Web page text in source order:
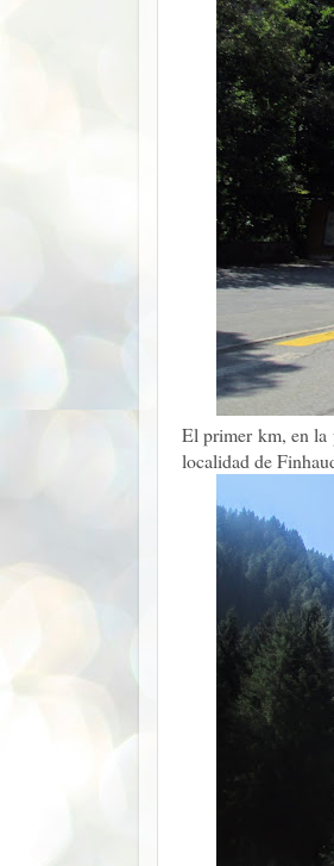
El primer km, en la
localidad de